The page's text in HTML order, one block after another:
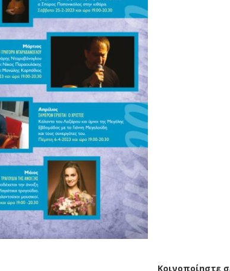
Κοινοποίηστε